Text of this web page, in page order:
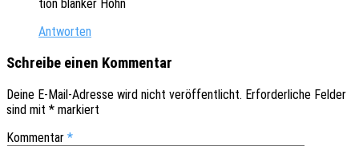
ti­on blan­ker Hohn
Antworten
Schreibe einen Kommentar
Deine E-Mail-Adresse wird nicht veröffentlicht. Erforderliche Felder
sind mit * markiert
Kommentar *